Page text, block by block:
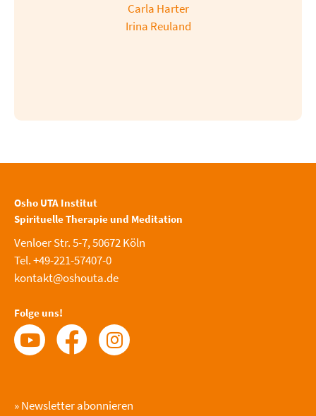
Carla Harter
Irina Reuland
Osho UTA Institut
Spirituelle Therapie und Meditation
Venloer Str. 5-7, 50672 Köln
Tel. +49-221-57407-0
kontakt@oshouta.de
Folge uns!
»Newsletter abonnieren